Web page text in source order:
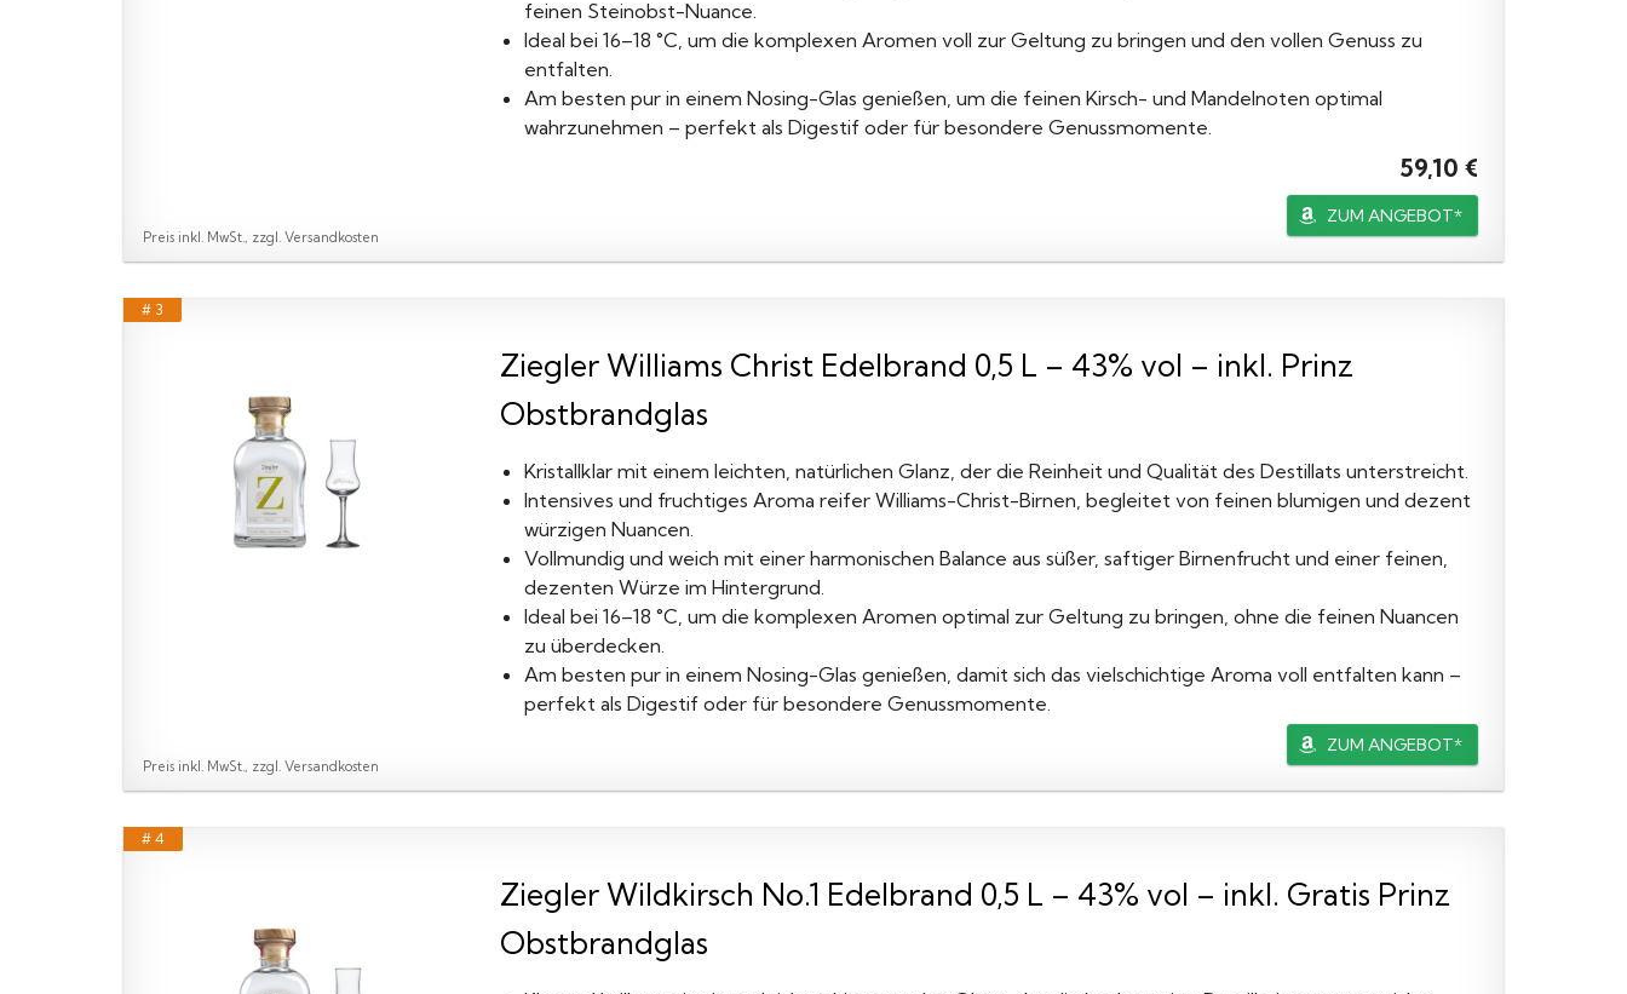
feinen Steinobst-Nuance.
Ideal bei 16–18 °C, um die komplexen Aromen voll zur Geltung zu bringen und den vollen Genuss zu
entfalten.
Am besten pur in einem Nosing-Glas genießen, um die feinen Kirsch- und Mandelnoten optimal
wahrzunehmen – perfekt als Digestif oder für besondere Genussmomente.
59,10 €
ZUM ANGEBOT*
Preis inkl. MwSt., zzgl. Versandkosten
# 3
Ziegler Williams Christ Edelbrand 0,5 L – 43% vol – inkl. Prinz
Obstbrandglas
Kristallklar mit einem leichten, natürlichen Glanz, der die Reinheit und Qualität des Destillats unterstreicht.
Intensives und fruchtiges Aroma reifer Williams-Christ-Birnen, begleitet von feinen blumigen und dezent
würzigen Nuancen.
Vollmundig und weich mit einer harmonischen Balance aus süßer, saftiger Birnenfrucht und einer feinen,
dezenten Würze im Hintergrund.
Ideal bei 16–18 °C, um die komplexen Aromen optimal zur Geltung zu bringen, ohne die feinen Nuancen
zu überdecken.
Am besten pur in einem Nosing-Glas genießen, damit sich das vielschichtige Aroma voll entfalten kann –
perfekt als Digestif oder für besondere Genussmomente.
ZUM ANGEBOT*
Preis inkl. MwSt., zzgl. Versandkosten
# 4
Ziegler Wildkirsch No.1 Edelbrand 0,5 L – 43% vol – inkl. Gratis Prinz
Obstbrandglas